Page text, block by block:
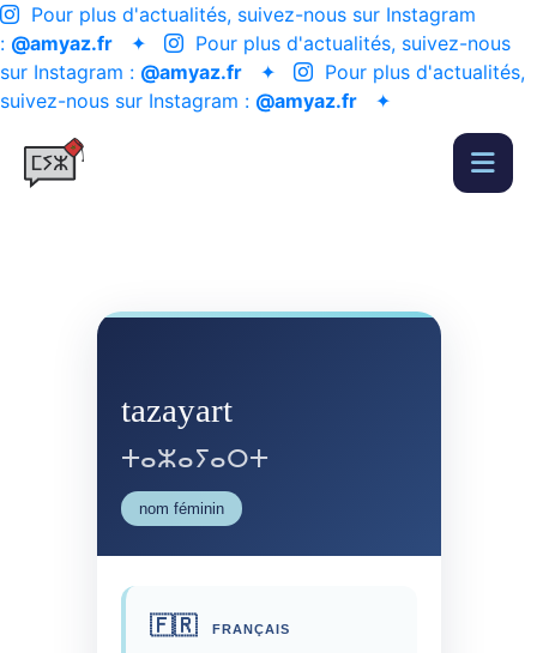
Pour plus d'actualités, suivez-nous sur Instagram
: @amyaz.fr ✦
Pour plus d'actualités, suivez-nous
sur Instagram : @amyaz.fr ✦
Pour plus d'actualités,
suivez-nous sur Instagram : @amyaz.fr ✦
tazayart
ⵜⴰⵣⴰⵢⴰⵔⵜ
nom féminin
🇫🇷 FRANÇAIS